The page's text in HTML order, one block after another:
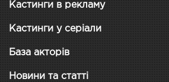
Кастинги в рекламу
Кастинги у серіали
База акторів
Новини та статті